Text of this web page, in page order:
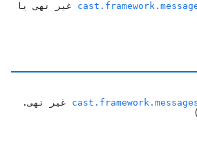
غیر تهی یا
غیر تهی.